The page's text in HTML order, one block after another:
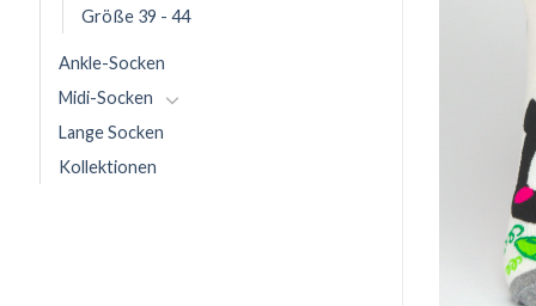
Größe 39 - 44
Ankle-Socken
Midi-Socken
Lange Socken
Kollektionen